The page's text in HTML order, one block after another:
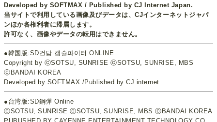
Developed by SOFTMAX / Published by CJ Internet Japan.
当サイトで利用している画像及びデータは、CJインターネットジャパ
ンほか各権利者に帰属します。
許可なく、画像やデータの転用はできません。
●韓国版:SD건담 캡슐파이터 ONLINE
Copyright by ⓒSOTSU, SUNRISE ⓒSOTSU, SUNRISE, MBS
ⓒBANDAI KOREA
Developed by SOFTMAX /Published by CJ internet
●台湾版:SD鋼彈 Online
ⓒSOTSU, SUNRISE ⓒSOTSU, SUNRISE, MBS ⓒBANDAI KOREA
PUBUSHED BY CAYENNE ENTERTAINMENT TECHNOLOGY CO,